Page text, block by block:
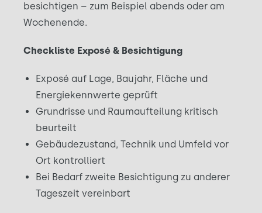
besichtigen – zum Beispiel abends oder am
Wochenende.
Checkliste Exposé & Besichtigung
Exposé auf Lage, Baujahr, Fläche und
Energiekennwerte geprüft
Grundrisse und Raumaufteilung kritisch
beurteilt
Gebäudezustand, Technik und Umfeld vor
Ort kontrolliert
Bei Bedarf zweite Besichtigung zu anderer
Tageszeit vereinbart